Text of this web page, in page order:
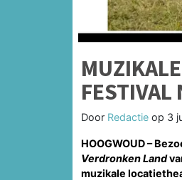
FESTIVAL
Door Redactie op 3
HOOGWOUD –
Verdronken Land
muzikale